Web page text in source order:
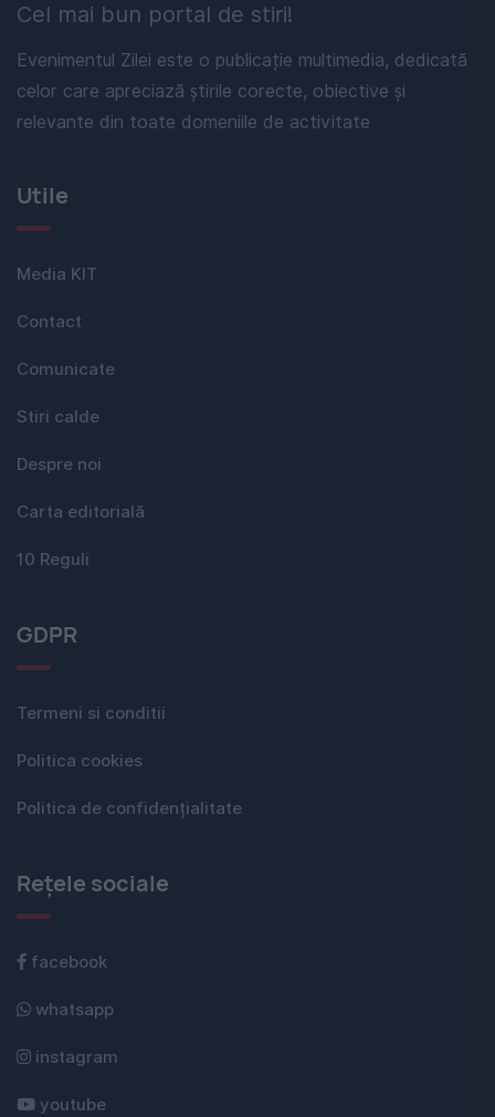
Cel mai bun portal de stiri!
Evenimentul Zilei este o publicație multimedia, dedicată
celor care apreciază știrile corecte, obiective și
relevante din toate domeniile de activitate
Utile
Media KIT
Contact
Comunicate
Stiri calde
Despre noi
Carta editorială
10 Reguli
GDPR
Termeni si conditii
Politica cookies
Politica de confidențialitate
Rețele sociale
facebook
whatsapp
instagram
youtube